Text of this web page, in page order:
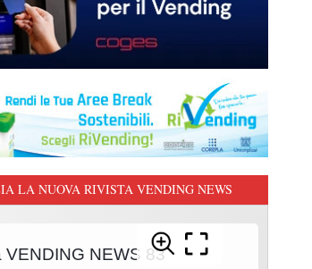
LA NUOVA RIVISTA VENDING NEWS